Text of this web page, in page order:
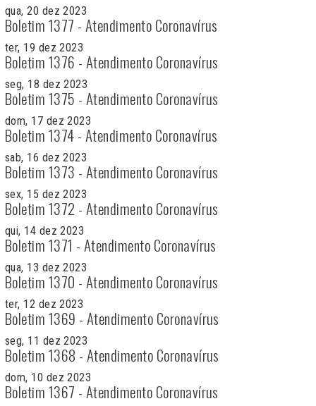
qua, 20 dez 2023
Boletim 1377 - Atendimento Coronavírus
ter, 19 dez 2023
Boletim 1376 - Atendimento Coronavírus
seg, 18 dez 2023
Boletim 1375 - Atendimento Coronavírus
dom, 17 dez 2023
Boletim 1374 - Atendimento Coronavírus
sab, 16 dez 2023
Boletim 1373 - Atendimento Coronavírus
sex, 15 dez 2023
Boletim 1372 - Atendimento Coronavírus
qui, 14 dez 2023
Boletim 1371 - Atendimento Coronavírus
qua, 13 dez 2023
Boletim 1370 - Atendimento Coronavírus
ter, 12 dez 2023
Boletim 1369 - Atendimento Coronavírus
seg, 11 dez 2023
Boletim 1368 - Atendimento Coronavírus
dom, 10 dez 2023
Boletim 1367 - Atendimento Coronavírus